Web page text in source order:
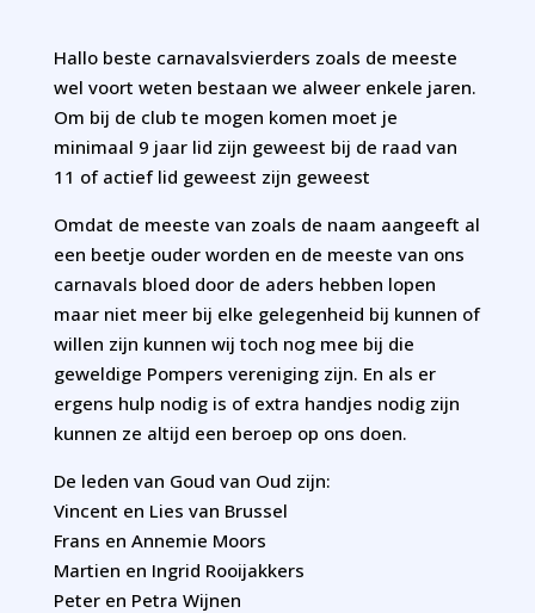
Hallo beste carnavalsvierders zoals de meeste
wel voort weten bestaan we alweer enkele jaren.
Om bij de club te mogen komen moet je
minimaal 9 jaar lid zijn geweest bij de raad van
11 of actief lid geweest zijn geweest
Omdat de meeste van zoals de naam aangeeft al
een beetje ouder worden en de meeste van ons
carnavals bloed door de aders hebben lopen
maar niet meer bij elke gelegenheid bij kunnen of
willen zijn kunnen wij toch nog mee bij die
geweldige Pompers vereniging zijn. En als er
ergens hulp nodig is of extra handjes nodig zijn
kunnen ze altijd een beroep op ons doen.
De leden van Goud van Oud zijn:
Vincent en Lies van Brussel
Frans en Annemie Moors
Martien en Ingrid Rooijakkers
Peter en Petra Wijnen